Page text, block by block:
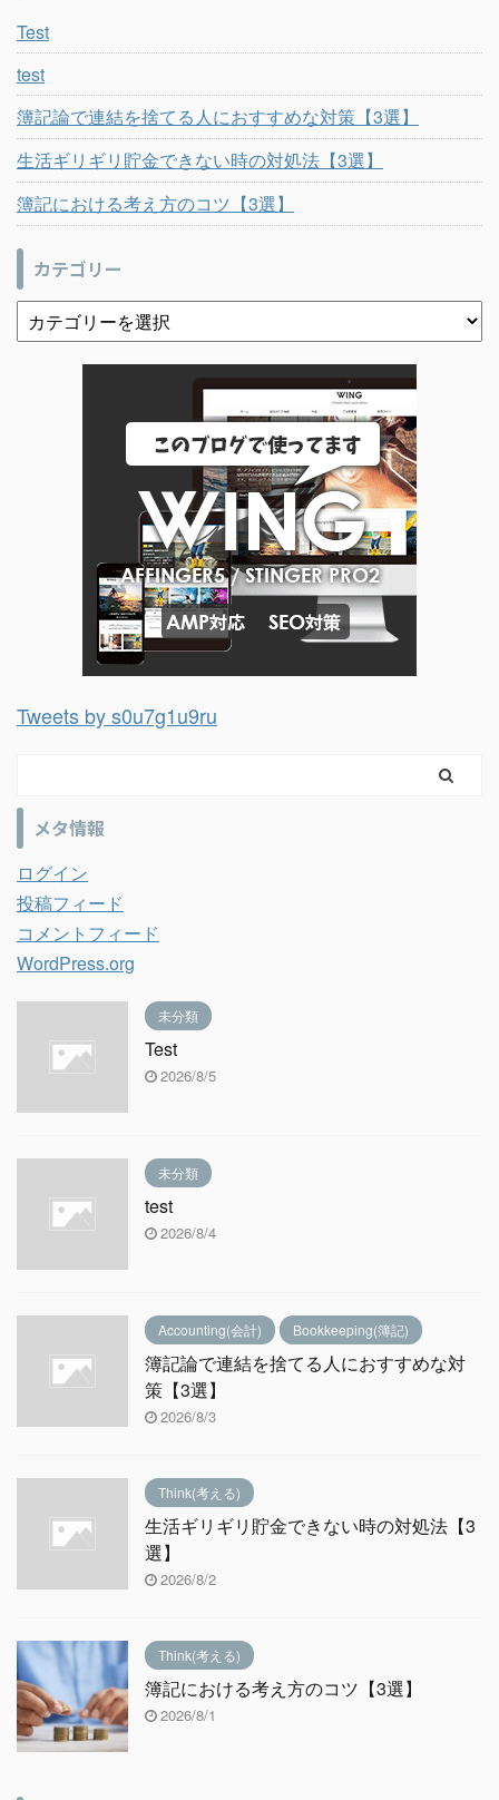
Test
test
簿記論で連結を捨てる人におすすめな対策【3選】
生活ギリギリ貯金できない時の対処法【3選】
簿記における考え方のコツ【3選】
カテゴリー
Tweets by s0u7g1u9ru
メタ情報
ログイン
投稿フィード
コメントフィード
WordPress.org
未分類
Test
2026/8/5
未分類
test
2026/8/4
Accounting(会計) Bookkeeping(簿記)
簿記論で連結を捨てる人におすすめな対
策【3選】
2026/8/3
Think(考える)
生活ギリギリ貯金できない時の対処法【3
選】
2026/8/2
Think(考える)
簿記における考え方のコツ【3選】
2026/8/1